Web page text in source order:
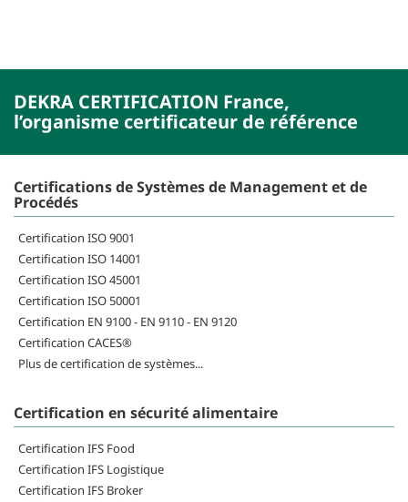
DEKRA CERTIFICATION France,
l’organisme certificateur de référence
Certifications de Systèmes de Management et de
Procédés
Certification ISO 9001
Certification ISO 14001
Certification ISO 45001
Certification ISO 50001
Certification EN 9100 - EN 9110 - EN 9120
Certification CACES®
Plus de certification de systèmes...
Certification en sécurité alimentaire
Certification IFS Food
Certification IFS Logistique
Certification IFS Broker